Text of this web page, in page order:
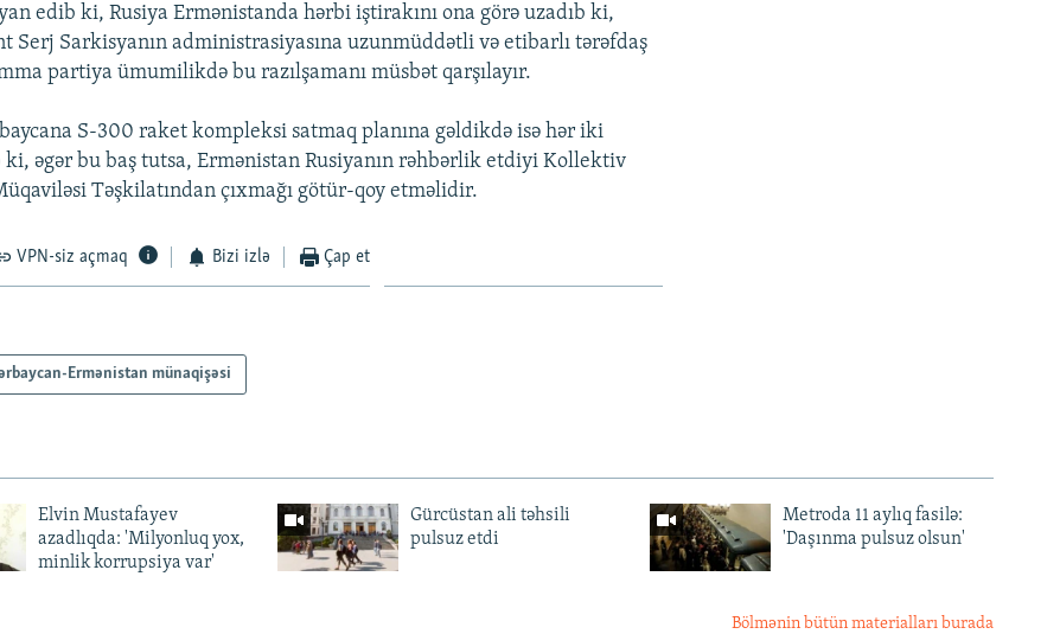
edib ki, Rusiya Ermənistanda hərbi iştirakını ona görə uzadıb ki,
Serj Sarkisyanın administrasiyasına uzunmüddətli və etibarlı tərəfdaş
partiya ümumilikdə bu razılşamanı müsbət qarşılayır.
S-300 raket kompleksi satmaq planına gəldikdə isə hər iki
əgər bu baş tutsa, Ermənistan Rusiyanın rəhbərlik etdiyi Kollektiv
Təşkilatından çıxmağı götür-qoy etməlidir.
VPN-siz açmaq Bizi izlə Çap et
Ermənistan münaqişəsi
Elvin Mustafayev
azadlıqda: 'Milyonluq yox,
minlik korrupsiya var'
Gürcüstan ali təhsili
pulsuz etdi
Metroda 11 aylıq fasilə:
'Daşınma pulsuz olsun'
Bölmənin bütün materialları burada